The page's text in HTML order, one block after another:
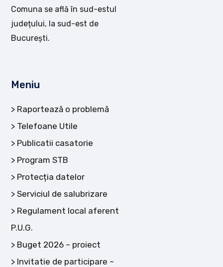
Comuna se află în sud-estul
județului, la sud-est de
București.
Meniu
Raportează o problemă
Telefoane Utile
Publicatii casatorie
Program STB
Protecția datelor
Serviciul de salubrizare
Regulament local aferent
P.U.G.
Buget 2026 – proiect
Invitatie de participare –